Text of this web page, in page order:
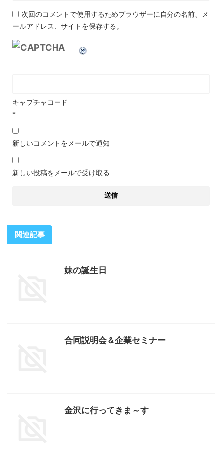
次回のコメントで使用するためブラウザーに自分の名前、メ
ールアドレス、サイトを保存する。
キャプチャコード
*
新しいコメントをメールで通知
新しい投稿をメールで受け取る
関連記事
妹の誕生日
合同説明会＆企業セミナー
金沢に行ってきま～す